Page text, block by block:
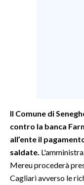
SALUTE
SARDEGNA TURISMO
SARDI NEL MONDO
Il Comune di
contro la banca
all’ente il
saldate.
Mereu procederà
Cagliari avverso le